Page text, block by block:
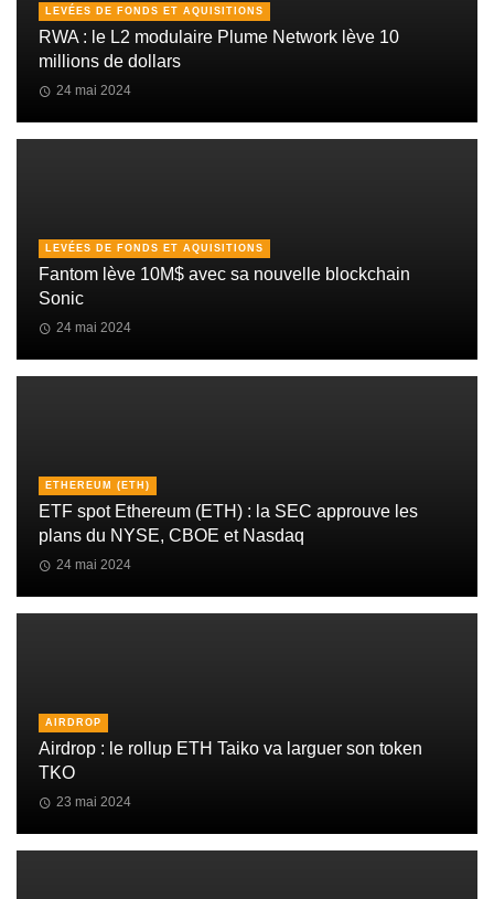
LEVÉES DE FONDS ET AQUISITIONS
RWA : le L2 modulaire Plume Network lève 10
millions de dollars
24 mai 2024
LEVÉES DE FONDS ET AQUISITIONS
Fantom lève 10M$ avec sa nouvelle blockchain
Sonic
24 mai 2024
ETHEREUM (ETH)
ETF spot Ethereum (ETH) : la SEC approuve les
plans du NYSE, CBOE et Nasdaq
24 mai 2024
AIRDROP
Airdrop : le rollup ETH Taiko va larguer son token
TKO
23 mai 2024